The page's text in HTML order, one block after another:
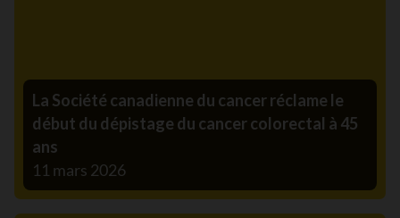
La Société canadienne du cancer réclame le
début du dépistage du cancer colorectal à 45
ans
11 mars 2026